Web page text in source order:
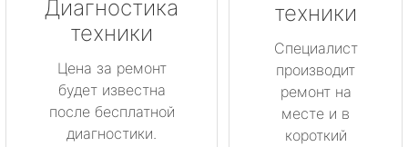
Диагностика
техники
Цена за ремонт
будет известна
после бесплатной
диагностики.
техники
Специалист
производит
ремонт на
месте и в
короткий